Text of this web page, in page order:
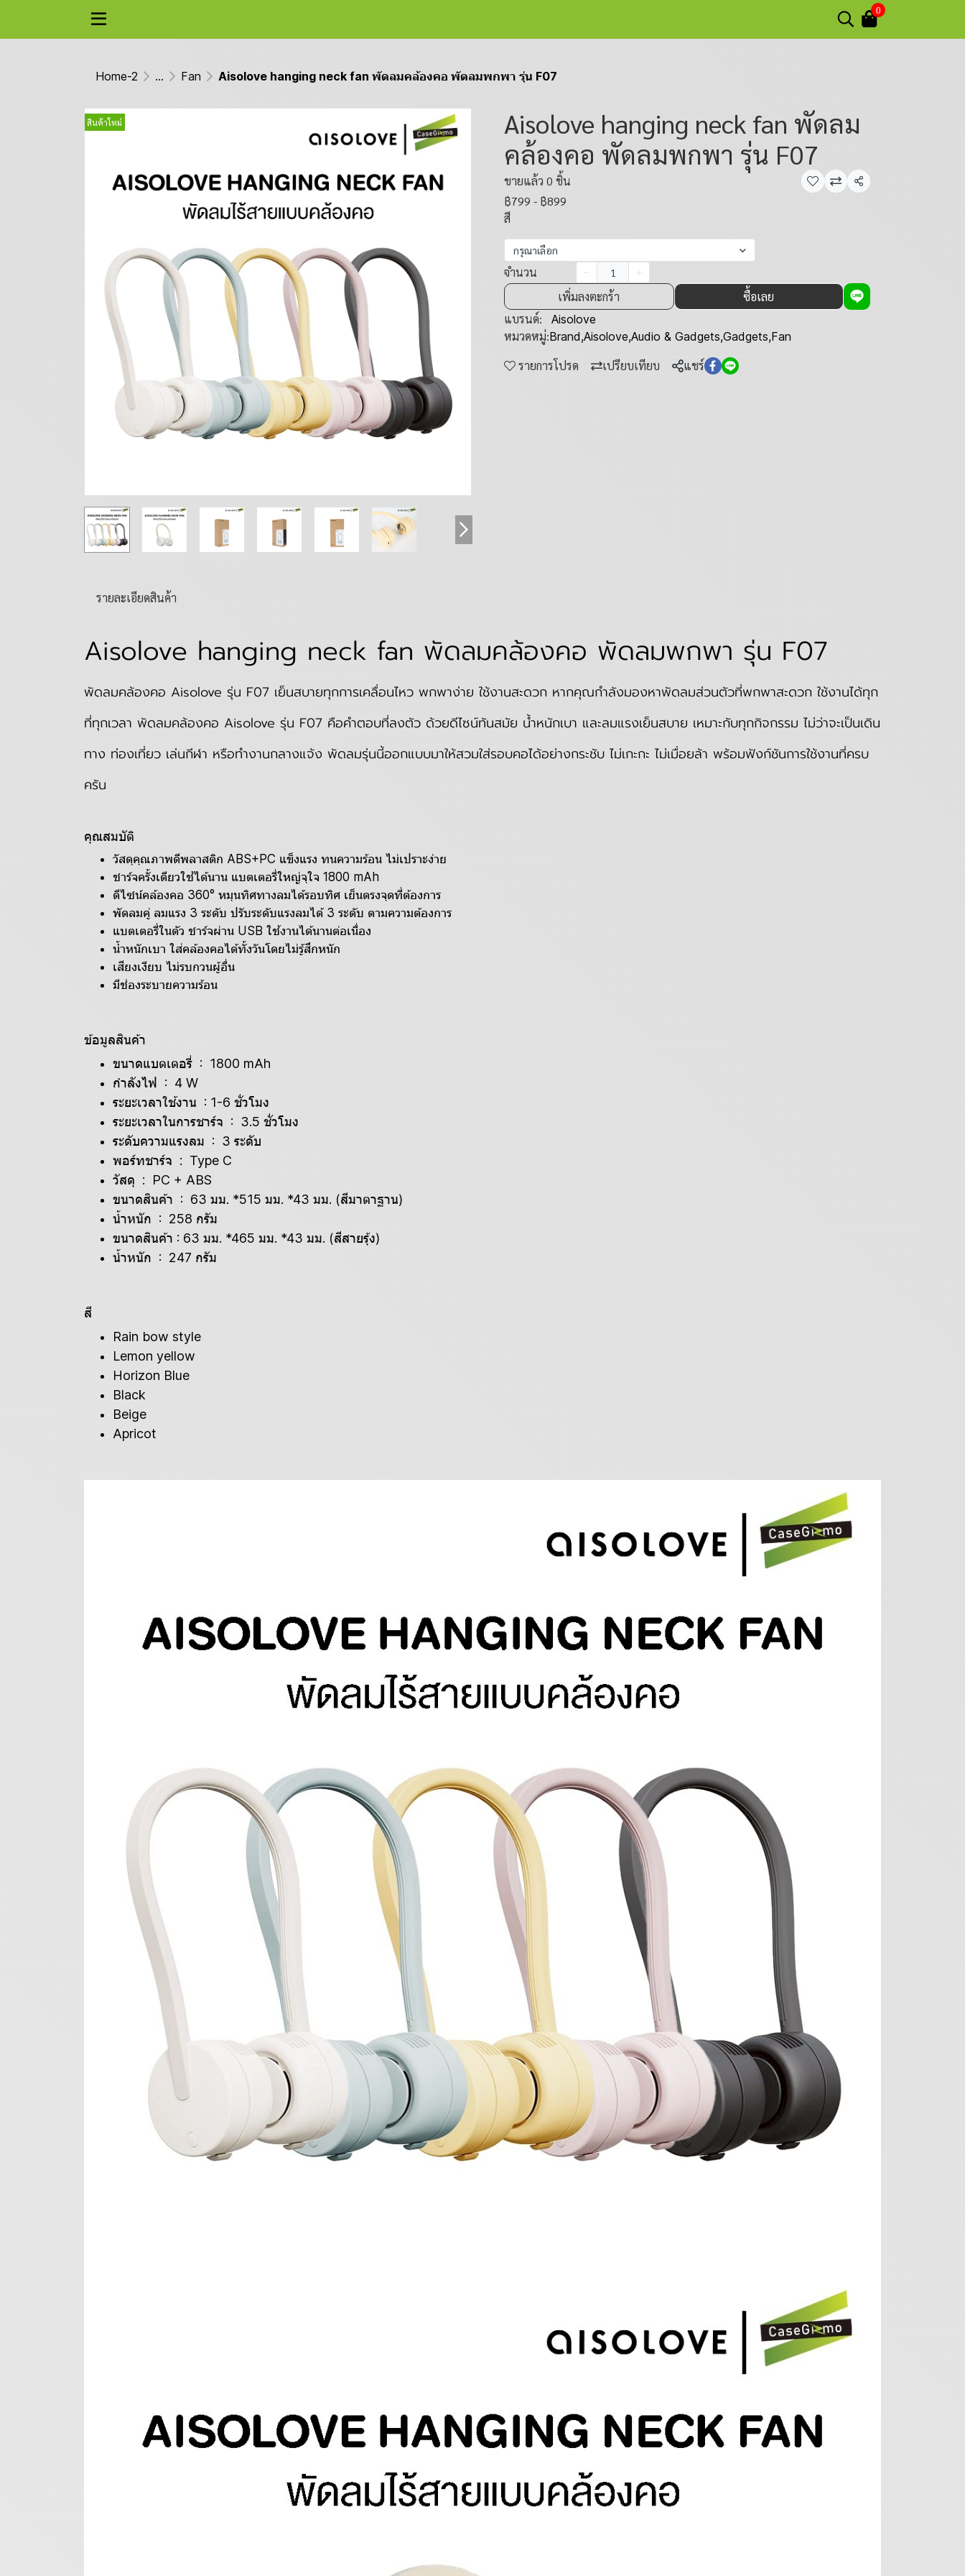
0
Home-2 ... Fan Aisolove hanging neck fan พัดลมคล้องคอ พัดลมพกพา รุ่น F07
สินค้าใหม่
Aisolove hanging neck fan พัดลม
คล้องคอ พัดลมพกพา รุ่น F07
ขายแล้ว 0 ชิ้น
แชร์
฿799 - ฿899
สี
กรุณาเลือก
จำนวน
เพิ่มลงตะกร้า
ซื้อเลย
แบรนด์:
Aisolove
หมวดหมู่:Brand,Aisolove,Audio & Gadgets,Gadgets,Fan
รายการโปรด เปรียบเทียบ แชร์
รายละเอียดสินค้า
Aisolove hanging neck fan พัดลมคล้องคอ พัดลมพกพา รุ่น F07
พัดลมคล้องคอ Aisolove รุ่น F07 เย็นสบายทุกการเคลื่อนไหว พกพาง่าย ใช้งานสะดวก หากคุณกำลังมองหาพัดลมส่วนตัวที่พกพาสะดวก ใช้งานได้ทุก
ที่ทุกเวลา พัดลมคล้องคอ Aisolove รุ่น F07 คือคำตอบที่ลงตัว ด้วยดีไซน์ทันสมัย น้ำหนักเบา และลมแรงเย็นสบาย เหมาะกับทุกกิจกรรม ไม่ว่าจะเป็นเดิน
ทาง ท่องเที่ยว เล่นกีฬา หรือทำงานกลางแจ้ง พัดลมรุ่นนี้ออกแบบมาให้สวมใส่รอบคอได้อย่างกระชับ ไม่เกะกะ ไม่เมื่อยล้า พร้อมฟังก์ชันการใช้งานที่ครบ
ครัน
คุณสมบัติ
วัสดุคุณภาพดีพลาสติก ABS+PC แข็งแรง ทนความร้อน ไม่เปราะง่าย
ชาร์จครั้งเดียวใช้ได้นาน แบตเตอรี่ใหญ่จุใจ 1800 mAh
ดีไซน์คล้องคอ 360° หมุนทิศทางลมได้รอบทิศ เย็นตรงจุดที่ต้องการ
พัดลมคู่ ลมแรง 3 ระดับ ปรับระดับแรงลมได้ 3 ระดับ ตามความต้องการ
แบตเตอรี่ในตัว ชาร์จผ่าน USB ใช้งานได้นานต่อเนื่อง
น้ำหนักเบา ใส่คล้องคอได้ทั้งวันโดยไม่รู้สึกหนัก
เสียงเงียบ ไม่รบกวนผู้อื่น
มีช่องระบายความร้อน
ข้อมูลสินค้า
ขนาดแบตเตอรี่ : 1800 mAh
กำลังไฟ : 4 W
ระยะเวลาใช้งาน : 1-6 ชั่วโมง
ระยะเวลาในการชาร์จ : 3.5 ชั่วโมง
ระดับความแรงลม : 3 ระดับ
พอร์ทชาร์จ : Type C
วัสดุ : PC + ABS
ขนาดสินค้า : 63 มม. *515 มม. *43 มม. (สีมาตาฐาน)
น้ำหนัก : 258 กรัม
ขนาดสินค้า : 63 มม. *465 มม. *43 มม. (สีสายรุ้ง)
น้ำหนัก : 247 กรัม
สี
Rain bow style
Lemon yellow
Horizon Blue
Black
Beige
Apricot